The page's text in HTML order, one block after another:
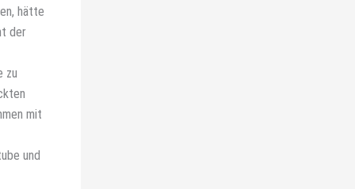
hätte
der
zu
mit
und